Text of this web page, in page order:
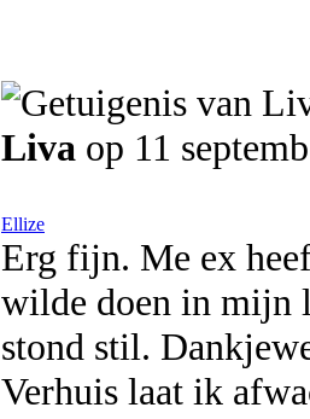
Liva op 11
Ellize
Erg fijn. Me ex
wilde doen in mijn
stond stil.
Verhuis laat ik